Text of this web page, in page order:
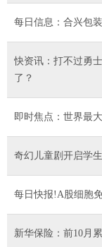
每日信息：合兴包
快资讯：打不过勇
了？
即时焦点：世界最
奇幻儿童剧开启学
每日快报!A股细胞
新华保险：前10月